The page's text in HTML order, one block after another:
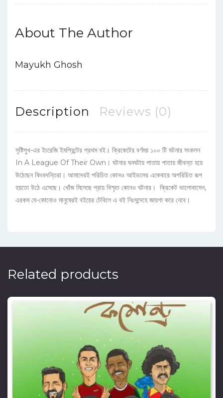
About The Author
Mayukh Ghosh
Description Reviews (0)
সৃষ্টিসুখ-এর ইংরেজি ইমপ্রিন্টের প্রথম বই। ক্রিকেটের বর্ণময় ১০০ টি ঘটনার সংকলন
In A League Of Their Own। ঘটনার ঘনঘটায় পাতায় পাতায় জীবন্ত হয়ে
উঠেছেন কিংবদন্তিরা। আমাদেরই পরিচিত কোনও আইডলের একেবারে অপরিচিত রূপ
হয়তো উঠে এসেছে। খোঁজ মিলেছে প্রায় বিস্মৃত কোনও ঘটনার। ক্রিকেট ভালোবাসেন,
এরকম যে-কোনোও মানুষেরই বইয়ের টেবিলে এ বই নিঃসন্দেহে জায়গা করে নেবে।
Related products